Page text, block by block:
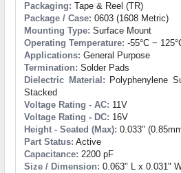
Packaging: Tape & Reel (TR)
Package / Case: 0603 (1608 Metric)
Mounting Type: Surface Mount
Operating Temperature: -55°C ~
Applications: General Purpose
Termination: Solder Pads
Dielectric Material: Polyphenylene
Stacked
Voltage Rating - AC: 11V
Voltage Rating - DC: 16V
Height - Seated (Max): 0.033"
Part Status: Active
Capacitance: 2200 pF
Size / Dimension: 0.063" L x 0.031"